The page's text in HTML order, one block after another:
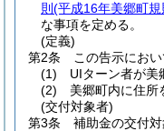
則 (平成16年美郷町
な事項を定める。
(定義)
第2条
この告示にお
(1)
UIターン者が美
(2)
美郷町内に住所
(交付対象者)
第3条
補助金の交付対